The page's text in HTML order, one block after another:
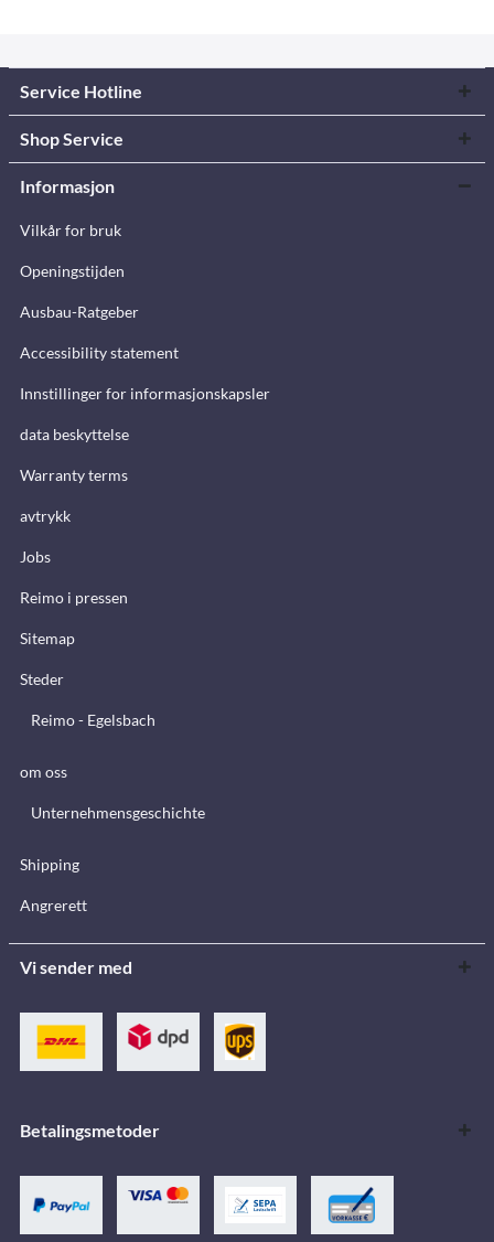
Service Hotline
Shop Service
Informasjon
Vilkår for bruk
Openingstijden
Ausbau-Ratgeber
Accessibility statement
Innstillinger for informasjonskapsler
data beskyttelse
Warranty terms
avtrykk
Jobs
Reimo i pressen
Sitemap
Steder
Reimo - Egelsbach
om oss
Unternehmensgeschichte
Shipping
Angrerett
Vi sender med
Betalingsmetoder